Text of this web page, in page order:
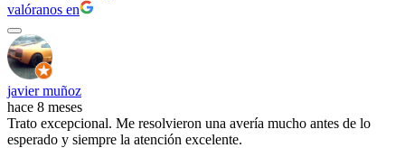
valóranos en
javier muñoz
hace 8 meses
Trato excepcional. Me resolvieron una avería mucho antes de lo
esperado y siempre la atención excelente.